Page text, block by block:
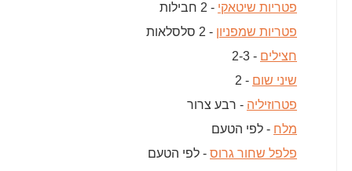
פטריות שיטאקי - 2 חבילות
פטריות שמפניון - 2 סלסלאות
חצילים - 2-3
שיני שום - 2
פטרוזיליה - רבע צרור
מלח - לפי הטעם
פלפל שחור גרוס - לפי הטעם